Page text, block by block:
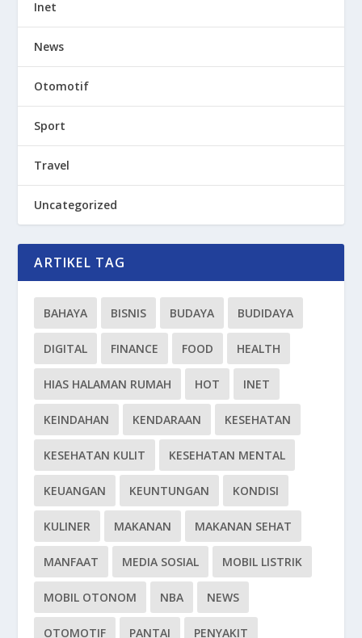
Inet
News
Otomotif
Sport
Travel
Uncategorized
ARTIKEL TAG
BAHAYA BISNIS BUDAYA BUDIDAYA
DIGITAL FINANCE FOOD HEALTH
HIAS HALAMAN RUMAH HOT INET
KEINDAHAN KENDARAAN KESEHATAN
KESEHATAN KULIT KESEHATAN MENTAL
KEUANGAN KEUNTUNGAN KONDISI
KULINER MAKANAN MAKANAN SEHAT
MANFAAT MEDIA SOSIAL MOBIL LISTRIK
MOBIL OTONOM NBA NEWS
OTOMOTIF PANTAI PENYAKIT